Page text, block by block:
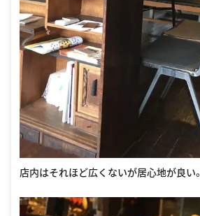
店内はそれほど広くないが居心地が良い。